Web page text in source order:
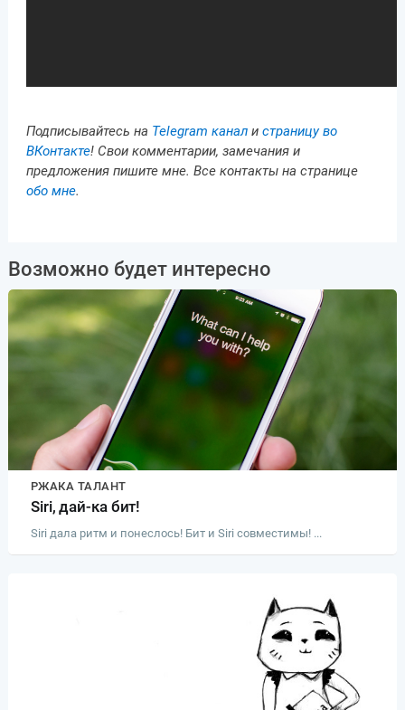
Подписывайтесь на Telegram канали страницу во
ВКонтакте! Свои комментарии, замечания и
предложения пишите мне. Все контакты на странице
обо мне.
Возможно будет интересно
РЖАКА ТАЛАНТ
Siri, дай-ка бит!
Siri дала ритм и понеслось! Бит и Siri совместимы! ...